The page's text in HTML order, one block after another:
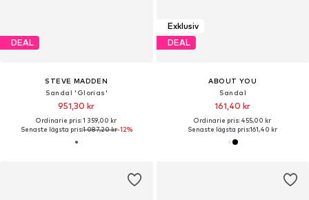
DEAL
STEVE MADDEN
Sandal 'Glorias'
951,30 kr
Ordinarie pris: 1 359,00 kr
Senaste lägsta pris:1 087,20 kr-12%
Exklusiv
DEAL
ABOUT YOU
Sandal
161,40 kr
Ordinarie pris: 455,00 kr
Senaste lägsta pris:161,40 kr